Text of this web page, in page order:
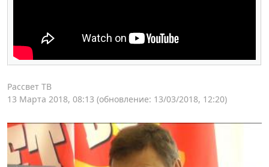
Рассвет ТВ
13 Марта 2018, 08:13 (обновление: 13/03/2018, 12:20)